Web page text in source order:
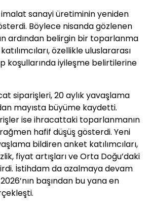
imalat sanayi üretiminin yeniden
Böylece nisanda gözlenen
ardından belirgin bir toparlanma
özellikle uluslararası
koşullarında iyileşme belirtilerine
siparişleri, 20 aylık yavaşlama
mayısta büyüme kaydetti.
ise ihracattaki toparlanmanın
hafif düşüş gösterdi. Yeni
bildiren anket katılımcıları,
fiyat artışları ve Orta Doğu’daki
İstihdam da azalmaya devam
başından bu yana en